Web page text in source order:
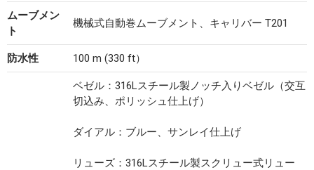
ムーブメン
ト
機械式自動巻ムーブメント、キャリバー T201
防水性 100 m (330 ft）
ベゼル：316Lスチール製ノッチ入りベゼル（交互
切込み、ポリッシュ仕上げ）
ダイアル：ブルー、サンレイ仕上げ
リューズ：316Lスチール製スクリュー式リュー